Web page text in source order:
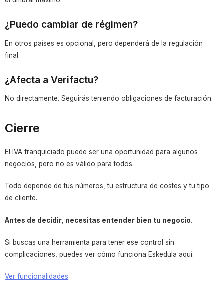
¿Puedo cambiar de régimen?
En otros países es opcional, pero dependerá de la regulación
final.
¿Afecta a Verifactu?
No directamente. Seguirás teniendo obligaciones de facturación.
Cierre
El IVA franquiciado puede ser una oportunidad para algunos
negocios, pero no es válido para todos.
Todo depende de tus números, tu estructura de costes y tu tipo
de cliente.
Antes de decidir, necesitas entender bien tu negocio.
Si buscas una herramienta para tener ese control sin
complicaciones, puedes ver cómo funciona Eskedula aquí:
Ver funcionalidades